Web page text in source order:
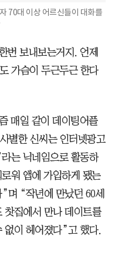
70대 이상 어르신들이 대화를
번 보내보는거지. 언제
가슴이 두근두근 한다
매일 같이 데이팅어플
별한 신씨는 인터넷광고
는 닉네임으로 활동하
워 앱에 가입하게 됐는
며 “작년에 만났던 60세
찻집에서 만나 데이트를
없이 헤어졌다”고 했다.